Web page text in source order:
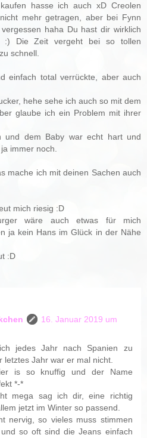
hasse ich auch xD Creolen
mehr getragen, aber bei Fynn
haha Du hast dir wirklich
:) Die Zeit vergeht bei so tollen
schnell.
einfach total verrückte, aber auch
hehe sehe ich auch so mit dem
glaube ich ein Problem mit ihrer
und dem Baby war echt hart und
immer noch.
mache ich mit deinen Sachen auch
mich riesig :D
wäre auch etwas für mich
ja kein Hans im Glück in der Nähe
:D
16. Januar 2019 um
jedes Jahr nach Spanien zu
letztes Jahr war er mal nicht.
is so knuffig und der Name
*-*
mega sag ich dir, eine richtig
jetzt im Winter so passend.
nervig, so vieles muss stimmen
so oft sind die Jeans einfach